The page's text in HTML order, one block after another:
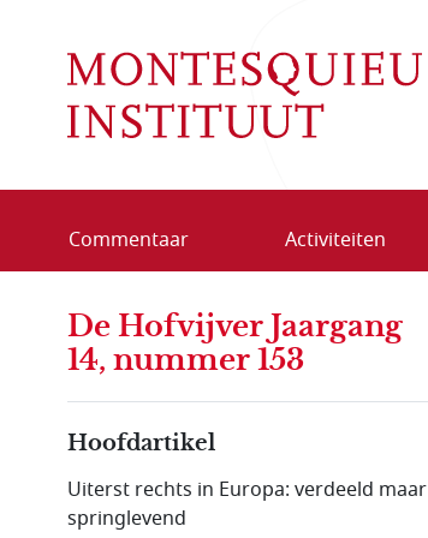
Commentaar Activiteiten
De Hofvijver Jaargang
14, nummer 153
Hoofdartikel
Uiterst rechts in Europa: verdeeld maar
springlevend